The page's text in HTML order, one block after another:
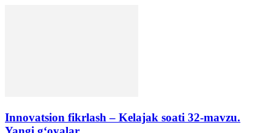
Innovatsion fikrlash – Kelajak soati 32-mavzu.